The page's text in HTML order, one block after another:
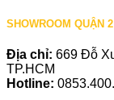
SHOWROOM QUẬN
Địa chỉ: 669 Đỗ
TP.HCM
Hotline: